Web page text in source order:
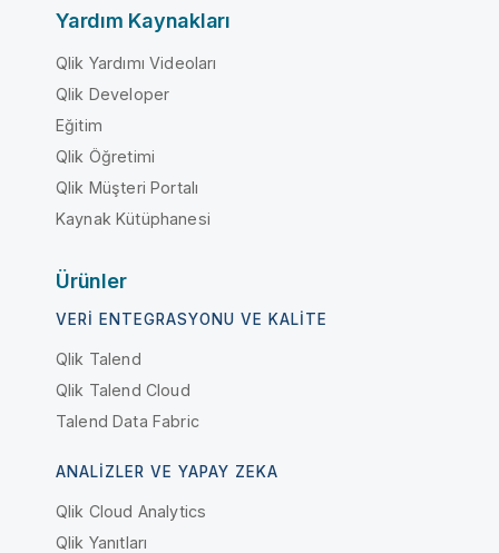
Yardım Kaynakları
Qlik Yardımı Videoları
Qlik Developer
Eğitim
Qlik Öğretimi
Qlik Müşteri Portalı
Kaynak Kütüphanesi
Ürünler
VERI ENTEGRASYONU VE KALITE
Qlik Talend
Qlik Talend Cloud
Talend Data Fabric
ANALIZLER VE YAPAY ZEKA
Qlik Cloud Analytics
Qlik Yanıtları